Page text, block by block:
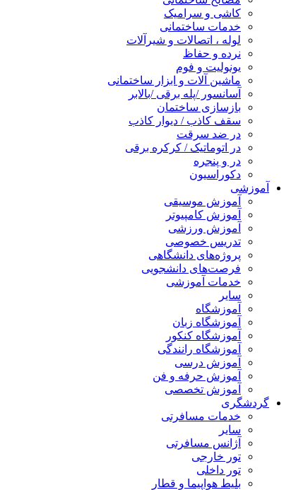
کاشی و سرامیک
خدمات ساختمانی
لوله ، اتصالات و شیرآلات
نرده و حفاظ
یونولیت و فوم
ماشین آلات و ابزار ساختمانی
آسانسور /پله برقی /بالابر
بازسازی ساختمان
سقف کاذب / دیوار کاذب
در ضد سرقت
در اتوماتیک / کرکره برقی
در و پنجره
دکوراسیون
آموزشی
آموزش موسیقی
آموزش کامپیوتر
آموزش ورزشی
تدریس خصوصی
پروژه‌های دانشگاهی
فرصت‌های دانشجویی
خدمات آموزشی
سایر
آموزشگاه
آموزشگاه زبان
آموزشگاه کنکور
آموزشگاه رانندگی
آموزش درسی
آموزش حرفه و فن
آموزش تخصصی
گردشگری
خدمات مسافرتی
سایر
آژانس مسافرتی
تور خارجی
تور داخلی
بلیط هواپیما و قطار